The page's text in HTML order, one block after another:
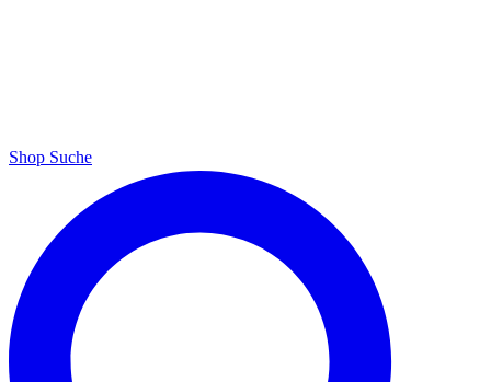
Shop Suche